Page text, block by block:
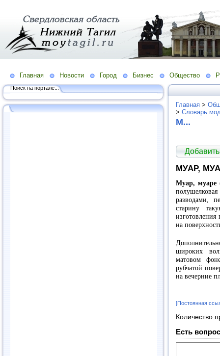
Главная Новости Город Бизнес Общество
Поиск на портале...
Главная >
> Словарь
М...
МУАР,
Муар, муаре
разводами,
старину
на
широких
матовом
рубчатой
на вечерние
[Постоянная
Количество
Есть